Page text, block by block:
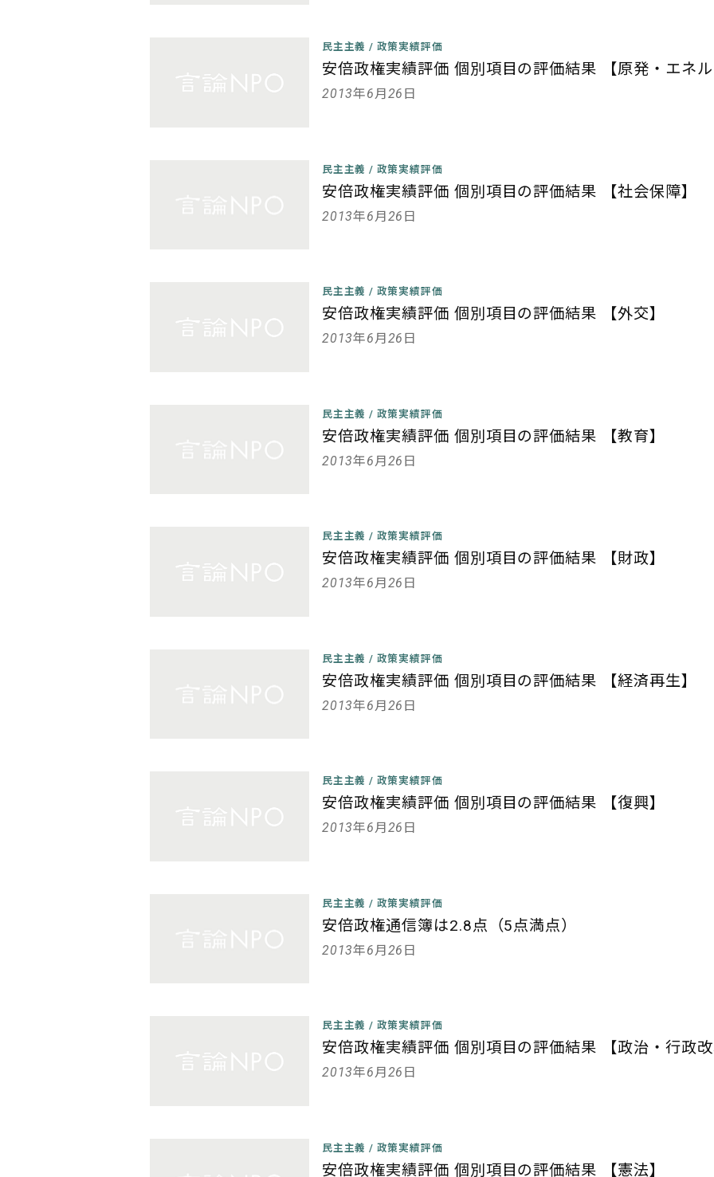
民主主義 / 政策実績評価
安倍政権実績評価 個別項目の評価結果 【原発・エネ
2013年6月26日
民主主義 / 政策実績評価
安倍政権実績評価 個別項目の評価結果 【社会保障】
2013年6月26日
民主主義 / 政策実績評価
安倍政権実績評価 個別項目の評価結果 【外交】
2013年6月26日
民主主義 / 政策実績評価
安倍政権実績評価 個別項目の評価結果 【教育】
2013年6月26日
民主主義 / 政策実績評価
安倍政権実績評価 個別項目の評価結果 【財政】
2013年6月26日
民主主義 / 政策実績評価
安倍政権実績評価 個別項目の評価結果 【経済再生】
2013年6月26日
民主主義 / 政策実績評価
安倍政権実績評価 個別項目の評価結果 【復興】
2013年6月26日
民主主義 / 政策実績評価
安倍政権通信簿は2.8点（5点満点）
2013年6月26日
民主主義 / 政策実績評価
安倍政権実績評価 個別項目の評価結果 【政治・行政
2013年6月26日
民主主義 / 政策実績評価
安倍政権実績評価 個別項目の評価結果 【憲法】